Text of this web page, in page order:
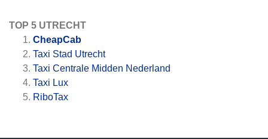
TOP 5 UTRECHT
CheapCab
Taxi Stad Utrecht
Taxi Centrale Midden Nederland
Taxi Lux
RiboTax